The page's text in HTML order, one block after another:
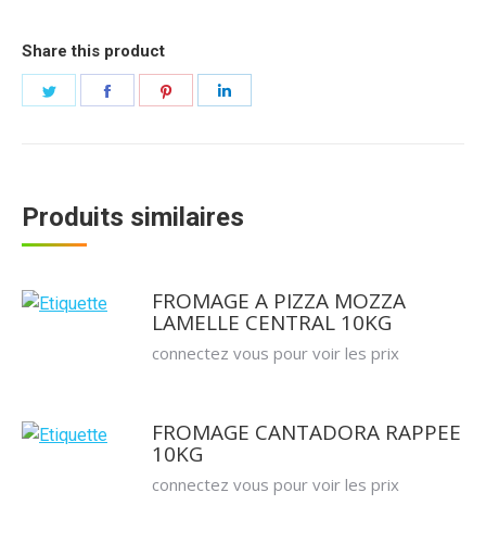
Share this product
Partager
Partager Partager
Produits similaires
FROMAGE A PIZZA MOZZA
LAMELLE CENTRAL 10KG
connectez vous pour voir les prix
FROMAGE CANTADORA RAPPEE
10KG
connectez vous pour voir les prix